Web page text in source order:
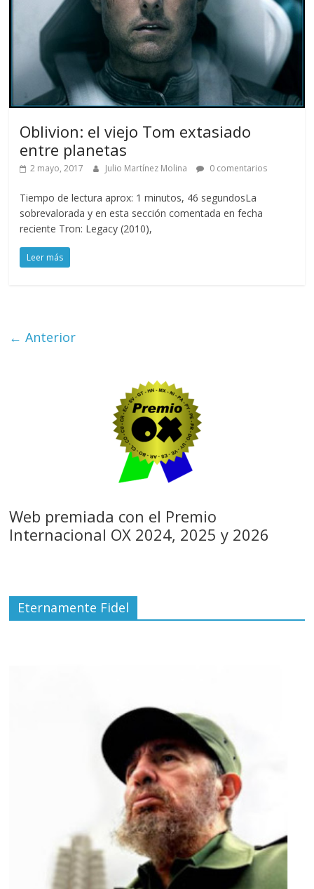
Oblivion: el viejo Tom extasiado
entre planetas
2 mayo, 2017 Julio Martínez Molina 0 comentarios
Tiempo de lectura aprox: 1 minutos, 46 segundosLa
sobrevalorada y en esta sección comentada en fecha
reciente Tron: Legacy (2010),
Leer más
← Anterior
Web premiada con el Premio
Internacional OX 2024, 2025 y 2026
Eternamente Fidel